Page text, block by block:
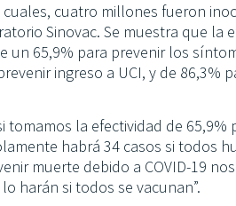
cuatro millones fueron
Sinovac. Se muestra que la
65,9% para prevenir los
ingreso a UCI, y de 86,3%
la efectividad de 65,9%
habrá 34 casos si todos
muerte debido a COVID-19
harán si todos se vacunan”.